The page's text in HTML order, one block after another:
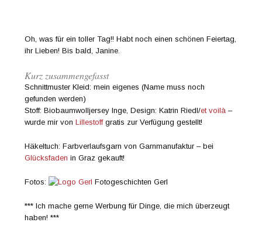
Oh, was für ein toller Tag!! Habt noch einen schönen Feiertag,
ihr Lieben! Bis bald, Janine.
Kurz zusammengefasst
Schnittmuster Kleid: mein eigenes (Name muss noch
gefunden werden)
Stoff: Biobaumwolljersey Inge, Design: Katrin Riedl/et voilà –
wurde mir vonLillestoffgratis zur Verfügung gestellt!
Häkeltuch: Farbverlaufsgarn von Garnmanufaktur – bei
Glücksfaden in Graz gekauft!
Fotos: Fotogeschichten Gerl
*** Ich mache gerne Werbung für Dinge, die mich überzeugt
haben! ***